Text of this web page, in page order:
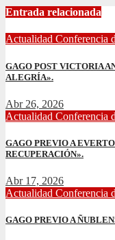
Entrada relacionada
Actualidad Conferencia
GAGO POST VICTORIA
ALEGRÍA».
Abr 26, 2026
Actualidad Conferencia
GAGO PREVIO A
RECUPERACIÓN».
Abr 17, 2026
Actualidad Conferencia
GAGO PREVIO A